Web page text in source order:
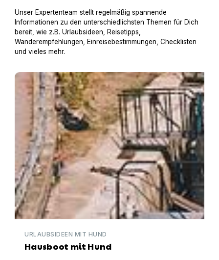
Unser Expertenteam stellt regelmäßig spannende
Informationen zu den unterschiedlichsten Themen für Dich
bereit, wie z.B. Urlaubsideen, Reisetipps,
Wanderempfehlungen, Einreisebestimmungen, Checklisten
und vieles mehr.
Hausboot mit Hund
URLAUBSIDEEN MIT HUND
Hausboot mit Hund